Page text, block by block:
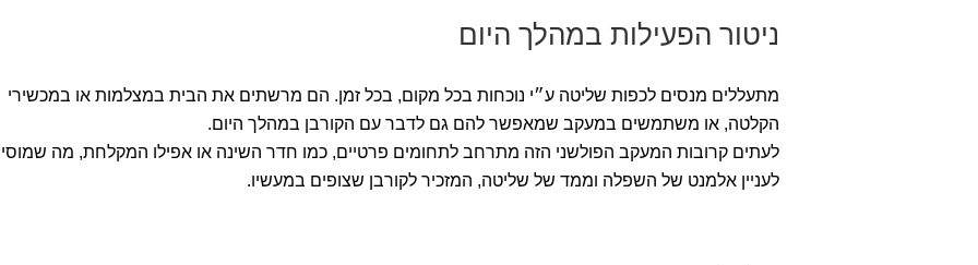
ניטור הפעילות במהלך היום
מתעללים מנסים לכפות שליטה ע״י נוכחות בכל מקום, בכל זמן. הם מרשתים את הבית במצלמות או במכשירי
הקלטה, או משתמשים במעקב שמאפשר להם גם לדבר עם הקורבן במהלך היום.
לעתים קרובות המעקב הפולשני הזה מתרחב לתחומים פרטיים, כמו חדר השינה או אפילו המקלחת, מה
לעניין אלמנט של השפלה וממד של שליטה, המזכיר לקורבן שצופים במעשיו.